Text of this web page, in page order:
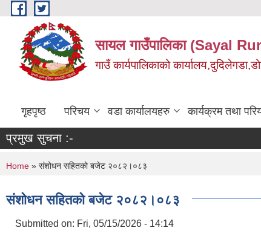
Skip to main content
सायल गाउँपालिका (Sayal
गाउँ कार्यपालिकाको
गृहपृष्ठ परिचय वडा कार्यालयहरु कार्यक्रम तथा
प्रमुख सुचना :-
You are here
Home » संशोधन सहितको बजेट २०८२।०८३
संशोधन सहितको बजेट २०८२।०८३
Submitted on: Fri, 05/15/2026 - 14:14